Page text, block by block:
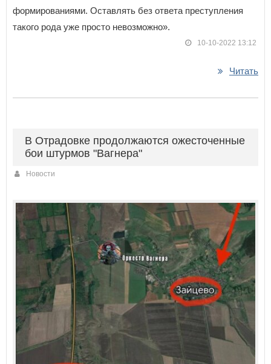
формированиями. Оставлять без ответа преступления
такого рода уже просто невозможно».
10-10-2022 13:12
Читать
В Отрадовке продолжаются ожесточенные
бои штурмов "Вагнера"
Новости